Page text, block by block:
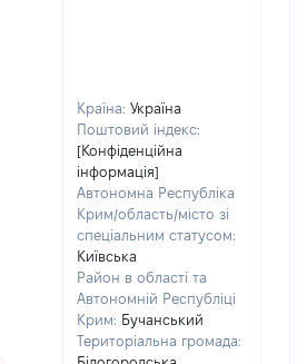
Країна: Україна
Поштовий індекс:
[Конфіденційна
інформація]
Автономна Республіка
Крим/область/місто зі
спеціальним статусом:
Київська
Район в області та
Автономній Республіці
Крим: Бучанський
Територіальна громада: